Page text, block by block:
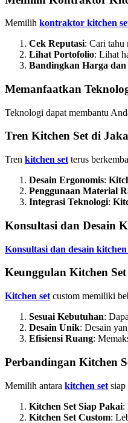
Memilih kontraktor kitchen
Cek Reputasi: Cari tahu
Lihat Portofolio: Lihat
Bandingkan Harga
Memanfaatkan
Teknologi dapat membantu
Tren Kitchen Set di
Tren kitchen set terus
Desain Ergonomis:
Penggunaan Material
Integrasi Teknologi:
Konsultasi dan Desain
Konsultasi dan desain kitchen
Keunggulan Kitchen
Kitchen set custom memiliki
Sesuai Kebutuhan:
Desain Unik: Desain
Efisiensi Ruang:
Perbandingan Kitchen
Memilih antara kitchen set siap
Kitchen Set Siap Pakai:
Kitchen Set Custom: